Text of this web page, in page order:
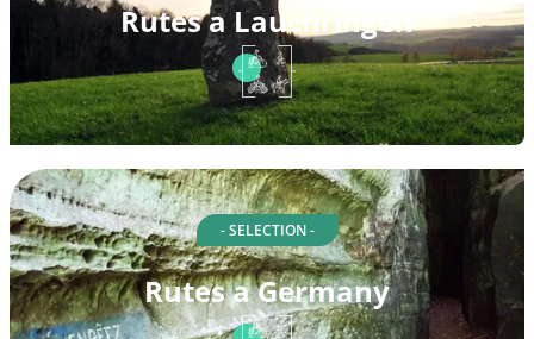
Rutes a Lauchringen
- SELECTION -
Rutes a Germany